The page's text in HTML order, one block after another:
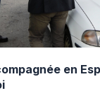
en